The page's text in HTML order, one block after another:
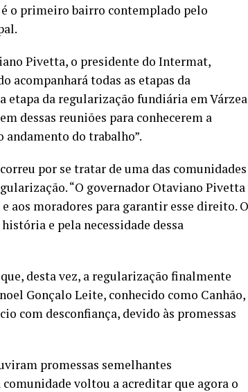
o primeiro bairro contemplado pelo
Pivetta, o presidente do Intermat,
acompanhará todas as etapas da
etapa da regularização fundiária em Várzea
dessas reuniões para conhecerem a
andamento do trabalho”.
por se tratar de uma das comunidades
“O governador Otaviano Pivetta
aos moradores para garantir esse direito. O
e pela necessidade dessa
desta vez, a regularização finalmente
Gonçalo Leite, conhecido como Canhão,
com desconfiança, devido às promessas
promessas semelhantes
voltou a acreditar que agora o